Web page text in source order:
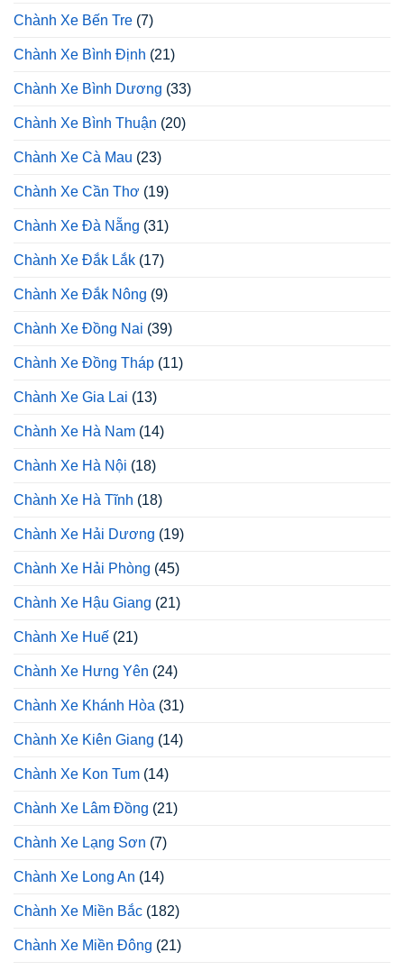
Chành Xe Bến Tre (7)
Chành Xe Bình Định (21)
Chành Xe Bình Dương (33)
Chành Xe Bình Thuận (20)
Chành Xe Cà Mau (23)
Chành Xe Cần Thơ (19)
Chành Xe Đà Nẵng (31)
Chành Xe Đắk Lắk (17)
Chành Xe Đắk Nông (9)
Chành Xe Đồng Nai (39)
Chành Xe Đồng Tháp (11)
Chành Xe Gia Lai (13)
Chành Xe Hà Nam (14)
Chành Xe Hà Nội (18)
Chành Xe Hà Tĩnh (18)
Chành Xe Hải Dương (19)
Chành Xe Hải Phòng (45)
Chành Xe Hậu Giang (21)
Chành Xe Huế (21)
Chành Xe Hưng Yên (24)
Chành Xe Khánh Hòa (31)
Chành Xe Kiên Giang (14)
Chành Xe Kon Tum (14)
Chành Xe Lâm Đồng (21)
Chành Xe Lạng Sơn (7)
Chành Xe Long An (14)
Chành Xe Miền Bắc (182)
Chành Xe Miền Đông (21)